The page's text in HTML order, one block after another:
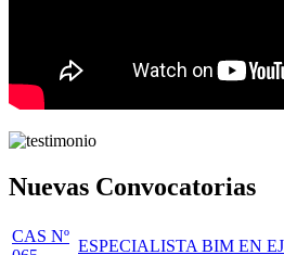
Nuevas Convocatorias
CAS Nº
ESPECIALISTA BIM EN